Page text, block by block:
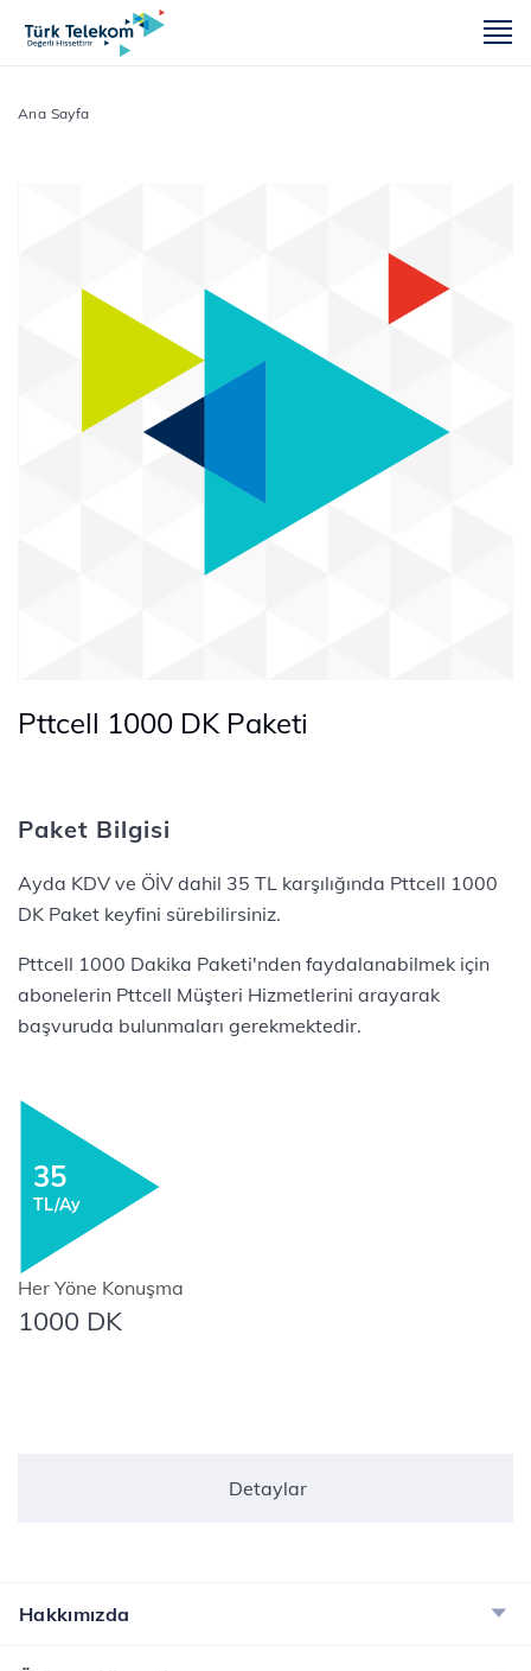
Ana Sayfa
Pttcell 1000 DK Paketi
Paket Bilgisi
Ayda KDV ve ÖİV dahil 35 TL karşılığında Pttcell 1000
DK Paket keyfini sürebilirsiniz.
Pttcell 1000 Dakika Paketi'nden faydalanabilmek için
abonelerin Pttcell Müşteri Hizmetlerini arayarak
başvuruda bulunmaları gerekmektedir.
35
TL/Ay
Her Yöne Konuşma
1000 DK
Detaylar
Hakkımızda